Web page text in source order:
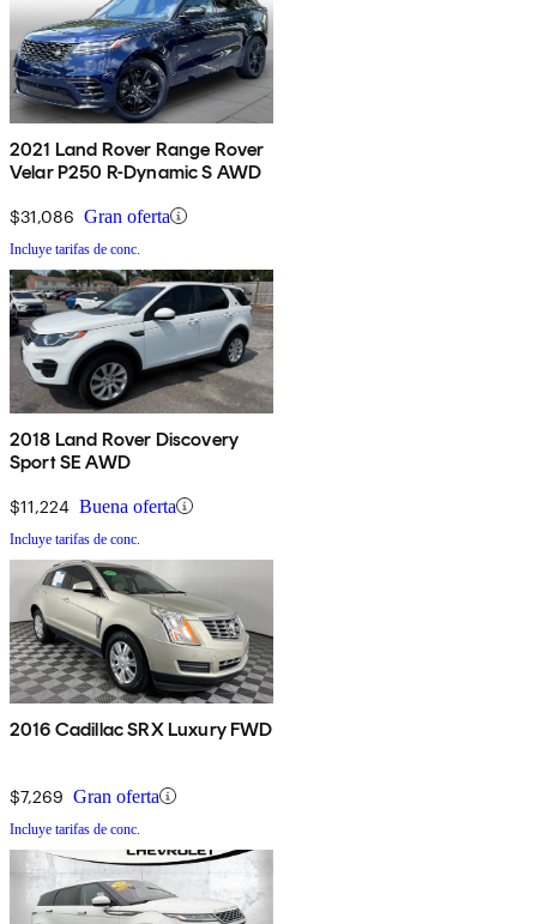
2021 Land Rover Range Rover
Velar P250 R-Dynamic S AWD
$31,086 Gran oferta
Incluye tarifas de conc.
2018 Land Rover Discovery
Sport SE AWD
$11,224 Buena oferta
Incluye tarifas de conc.
2016 Cadillac SRX Luxury FWD
$7,269 Gran oferta
Incluye tarifas de conc.